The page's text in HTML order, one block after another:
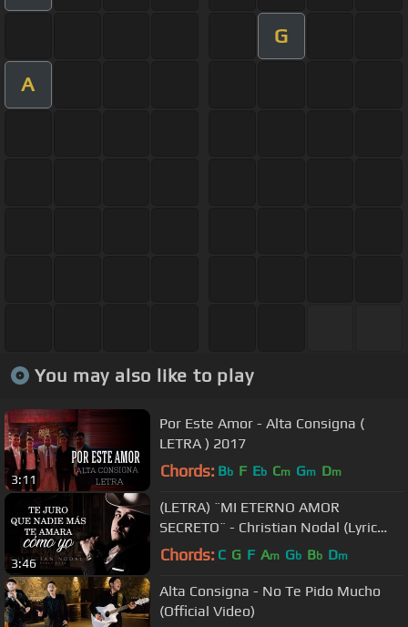
G
A
You may also like to play
3:11
Por Este Amor - Alta Consigna (
LETRA ) 2017
Chords: Bb F Eb Cm Gm Dm
3:46
(LETRA) ¨MI ETERNO AMOR
SECRETO¨ - Christian Nodal (Lyric
Video)
Chords: C G F Am Gb Bb Dm
Alta Consigna - No Te Pido Mucho
(Official Video)